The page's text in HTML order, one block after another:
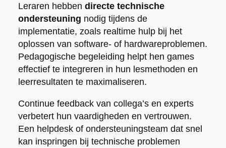
Leraren hebben directe technische
ondersteuning nodig tijdens de
implementatie, zoals realtime hulp bij het
oplossen van software- of hardwareproblemen.
Pedagogische begeleiding helpt hen games
effectief te integreren in hun lesmethoden en
leerresultaten te maximaliseren.
Continue feedback van collega’s en experts
verbetert hun vaardigheden en vertrouwen.
Een helpdesk of ondersteuningsteam dat snel
kan inspringen bij technische problemen